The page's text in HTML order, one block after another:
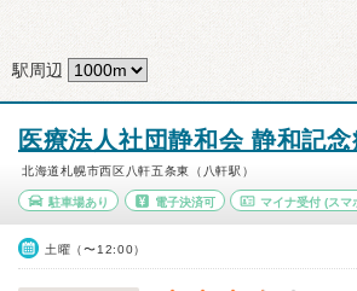
駅周辺
医療法人社団静和会 静和記
北海道札幌市西区八軒五条東（八軒駅）
駐車場あり 電子決済可 マイナ受付 (スマ
土曜（〜12:00）